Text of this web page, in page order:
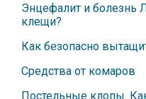
Энцефалит и болезнь
клещи?
Как безопасно
Средства от комаров
Постельные клопы.